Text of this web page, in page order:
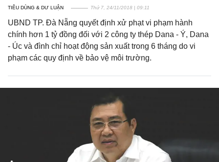
TIÊU DÙNG & DƯ LUẬN Thứ 7, 24/11/2018 | 09:11
UBND TP. Đà Nẵng quyết định xử phạt vi phạm hành
chính hơn 1 tỷ đồng đối với 2 công ty thép Dana - Ý, Dana
- Úc và đình chỉ hoạt động sản xuất trong 6 tháng do vi
phạm các quy định về bảo vệ môi trường.